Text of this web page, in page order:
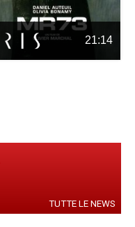
21:14
TUTTE LE NEWS